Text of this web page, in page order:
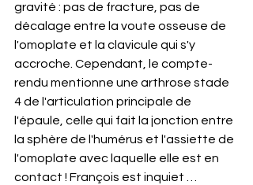
gravité : pas de fracture, pas de
décalage entre la voute osseuse de
l'omoplate et la clavicule qui s'y
accroche. Cependant, le compte-
rendu mentionne une arthrose stade
4 de l'articulation principale de
l'épaule, celle qui fait la jonction entre
la sphère de l'humérus et l'assiette de
l'omoplate avec laquelle elle est en
contact ! François est inquiet …